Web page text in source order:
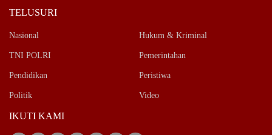
TELUSURI
Nasional Hukum & Kriminal
TNI POLRI Pemerintahan
Pendidikan Peristiwa
Politik Video
IKUTI KAMI